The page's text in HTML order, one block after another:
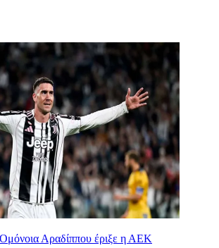
Ομόνοια Αραδίππου έριξε η ΑΕΚ